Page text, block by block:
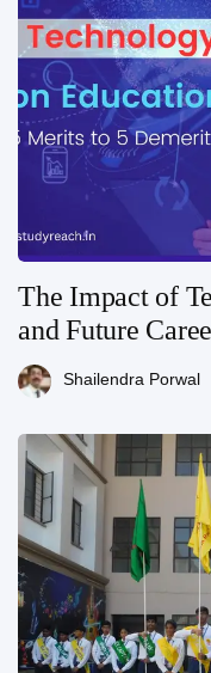
The Impact of
and Future
Shailendra Porwal